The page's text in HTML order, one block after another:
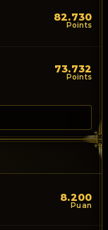
82.730
Points
73.732
Points
8.200
Puan